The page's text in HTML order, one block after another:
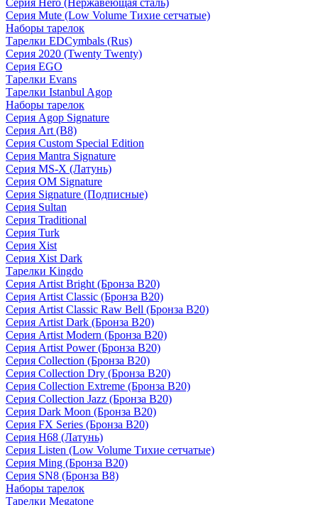
Серия Hero (Нержавеющая сталь)
Серия Mute (Low Volume Тихие сетчатые)
Наборы тарелок
Тарелки EDCymbals (Rus)
Серия 2020 (Twenty Twenty)
Серия EGO
Тарелки Evans
Тарелки Istanbul Agop
Наборы тарелок
Серия Agop Signature
Серия Art (B8)
Серия Custom Special Edition
Серия Mantra Signature
Серия MS-X (Латунь)
Серия OM Signature
Серия Signature (Подписные)
Серия Sultan
Серия Traditional
Серия Turk
Серия Xist
Серия Xist Dark
Тарелки Kingdo
Серия Artist Bright (Бронза B20)
Серия Artist Classic (Бронза B20)
Серия Artist Classic Raw Bell (Бронза B20)
Серия Artist Dark (Бронза B20)
Серия Artist Modern (Бронза B20)
Серия Artist Power (Бронза B20)
Серия Collection (Бронза B20)
Серия Collection Dry (Бронза B20)
Серия Collection Extreme (Бронза B20)
Серия Collection Jazz (Бронза B20)
Серия Dark Moon (Бронза B20)
Серия FX Series (Бронза B20)
Серия H68 (Латунь)
Серия Listen (Low Volume Тихие сетчатые)
Серия Ming (Бронза B20)
Серия SN8 (Бронза B8)
Наборы тарелок
Тарелки Megatone